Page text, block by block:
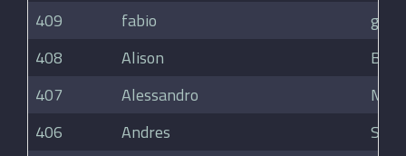
409
fabio
408
Alison
407
Alessandro
406
Andres
Sanz